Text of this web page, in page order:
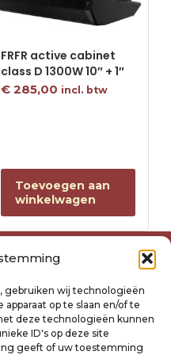
gebruiken wij technologieën
op te slaan en/of te
deze technologieën kunnen
ID's op deze site
geeft of uw toestemming
FRFR active cabinet
class D 1300W 10″ + 1″
€ 285,00 incl. btw
Toevoegen aan
winkelwagen